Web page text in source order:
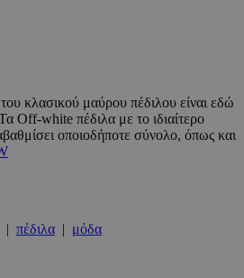
κλασικού μαύρου πέδιλου είναι εδώ
Off-white πέδιλα με το ιδιαίτερο
οποιοδήποτε σύνολο, όπως και
| πέδιλα | μόδα